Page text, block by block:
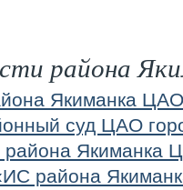
района
Якиманка
суд ЦАО
Якиманка
района